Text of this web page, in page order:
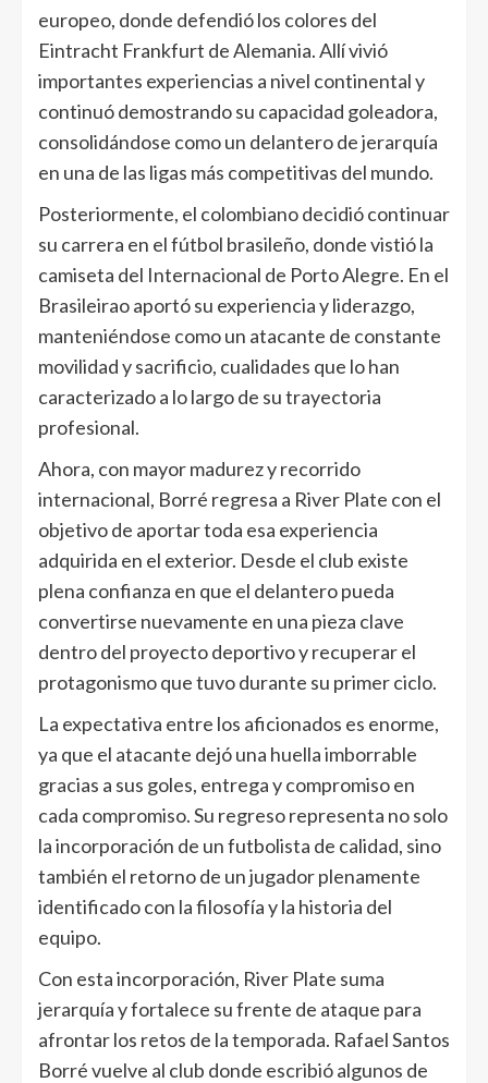
europeo, donde defendió los colores del
Eintracht Frankfurt de Alemania. Allí vivió
importantes experiencias a nivel continental y
continuó demostrando su capacidad goleadora,
consolidándose como un delantero de jerarquía
en una de las ligas más competitivas del mundo.
Posteriormente, el colombiano decidió continuar
su carrera en el fútbol brasileño, donde vistió la
camiseta del Internacional de Porto Alegre. En el
Brasileirao aportó su experiencia y liderazgo,
manteniéndose como un atacante de constante
movilidad y sacrificio, cualidades que lo han
caracterizado a lo largo de su trayectoria
profesional.
Ahora, con mayor madurez y recorrido
internacional, Borré regresa a River Plate con el
objetivo de aportar toda esa experiencia
adquirida en el exterior. Desde el club existe
plena confianza en que el delantero pueda
convertirse nuevamente en una pieza clave
dentro del proyecto deportivo y recuperar el
protagonismo que tuvo durante su primer ciclo.
La expectativa entre los aficionados es enorme,
ya que el atacante dejó una huella imborrable
gracias a sus goles, entrega y compromiso en
cada compromiso. Su regreso representa no solo
la incorporación de un futbolista de calidad, sino
también el retorno de un jugador plenamente
identificado con la filosofía y la historia del
equipo.
Con esta incorporación, River Plate suma
jerarquía y fortalece su frente de ataque para
afrontar los retos de la temporada. Rafael Santos
Borré vuelve al club donde escribió algunos de